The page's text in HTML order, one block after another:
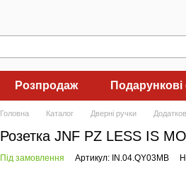
Розпродаж Подарункові
Головна Каталог Дверні ручки
Розетка JNF PZ LESS IS
Під замовлення Артикул: IN.04.QY03MB